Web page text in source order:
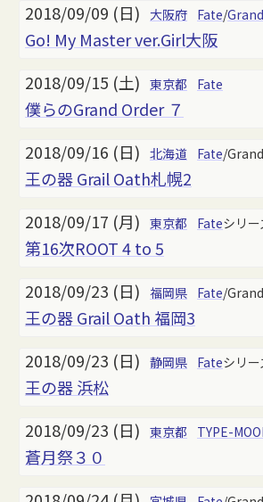
2018/09/09 (日) 大阪府 Fate/
Go! My Master ver.Girl大阪
2018/09/15 (土) 東京都 Fate
僕らのGrand Order ７
2018/09/16 (日) 北海道 Fate/
王の器 Grail Oath札幌2
2018/09/17 (月) 東京都 Fateシリー
第16次ROOT 4 to 5
2018/09/23 (日) 福岡県 Fate/
王の器 Grail Oath 福岡3
2018/09/23 (日) 静岡県 Fateシリー
王の器 浜松
2018/09/23 (日) 東京都 TYPE-
蒼月祭３０